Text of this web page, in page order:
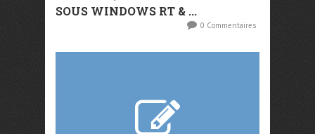
SOUS WINDOWS RT & ...
0 Commentaires